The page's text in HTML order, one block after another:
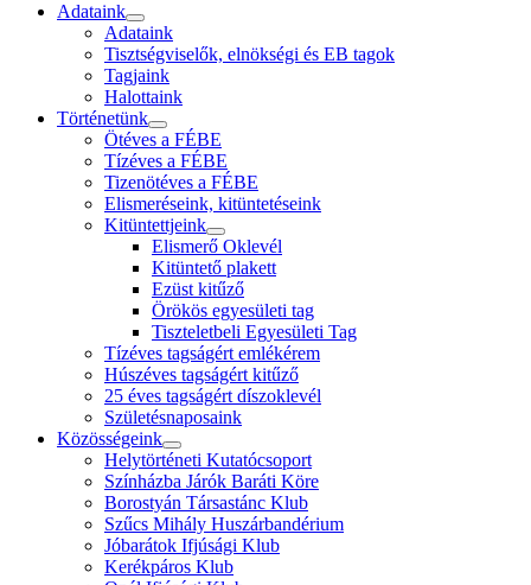
Adataink
Adataink
Tisztségviselők, elnökségi és EB tagok
Tagjaink
Halottaink
Történetünk
Ötéves a FÉBE
Tízéves a FÉBE
Tizenötéves a FÉBE
Elismeréseink, kitüntetéseink
Kitüntettjeink
Elismerő Oklevél
Kitüntető plakett
Ezüst kitűző
Örökös egyesületi tag
Tiszteletbeli Egyesületi Tag
Tízéves tagságért emlékérem
Húszéves tagságért kitűző
25 éves tagságért díszoklevél
Születésnaposaink
Közösségeink
Helytörténeti Kutatócsoport
Színházba Járók Baráti Köre
Borostyán Társastánc Klub
Szűcs Mihály Huszárbandérium
Jóbarátok Ifjúsági Klub
Kerékpáros Klub